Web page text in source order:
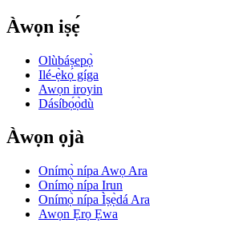
Àwọn iṣẹ́
Olùbáṣepọ̀
Ilé-ẹ̀kọ́ gíga
Awọn iroyin
Dásíbọ́ọ̀dù
Àwọn ọjà
Onímọ̀ nípa Awọ Ara
Onímọ̀ nípa Irun
Onímọ̀ nípa Ìṣẹ̀dá Ara
Awọn Ẹrọ Ẹwa